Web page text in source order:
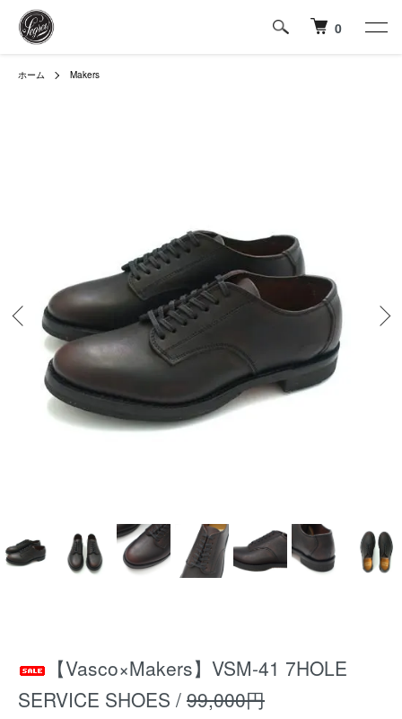
0
ホーム Makers
【Vasco×Makers】VSM-41 7HOLE
SERVICE SHOES / 99,000円